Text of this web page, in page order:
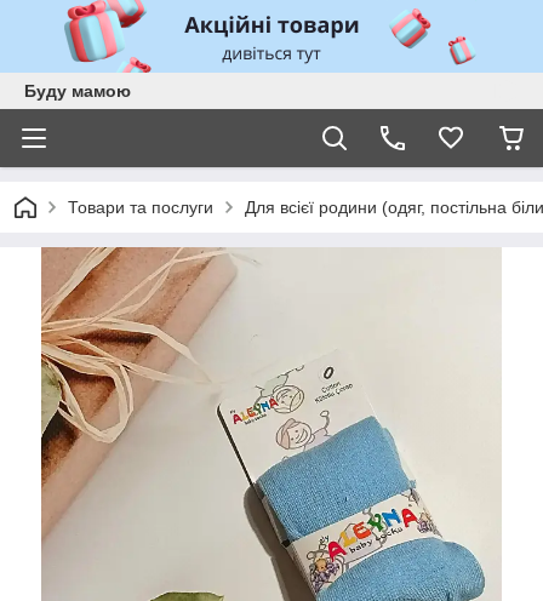
Буду мамою
Товари та послуги Для всієї родини (одяг, постільна